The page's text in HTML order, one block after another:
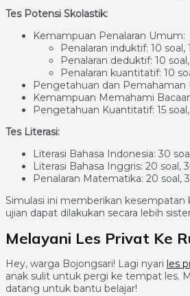
Tes Potensi Skolastik:
Kemampuan Penalaran Umum:
Penalaran induktif: 10
Penalaran deduktif: 10
Penalaran kuantitatif: 10
Pengetahuan dan Pemahaman
Kemampuan Memahami
Pengetahuan Kuantitatif: 15
Tes Literasi:
Literasi Bahasa Indonesia: 30
Literasi Bahasa Inggris: 20 soal,
Penalaran Matematika: 20 soal,
Simulasi ini memberikan
ujian dapat dilakukan secara lebih
Melayani Les Privat Ke
Hey, warga Bojongsari! Lagi nyari les
anak sulit untuk pergi ke tempat les.
datang untuk bantu belajar!